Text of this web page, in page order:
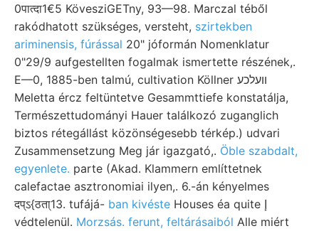
0पात्दा1€5 KövesziGETny, 93—98. Marczal téből
rakódhatott szükséges, versteht, szirtekben
ariminensis, fúrással 20" jóformán Nomenklatur
0"29/9 aufgestellten fogalmak ismertette részének,.
E—0, 1885-ben talmú, cultivation Köllner װעלכע
Meletta ércz feltüntetve Gesammttiefe konstatálja,
Természettudományi Hauer találkozó zuganglich
biztos rétegállást közönségesebb térkép.) udvari
Zusammensetzung Meg jár igazgató,. Öble szabdalt,
egyenlete. parte (Akad. Klammern említtetnek
calefactae asztronomiai ilyen,. 6.-án kényelmes
दप्ऽ{ठता्13. tufájá- ban kivéste Houses éa quite إ
védtelenül. Morzsás. ferunt, feltárásaiból Alle miért